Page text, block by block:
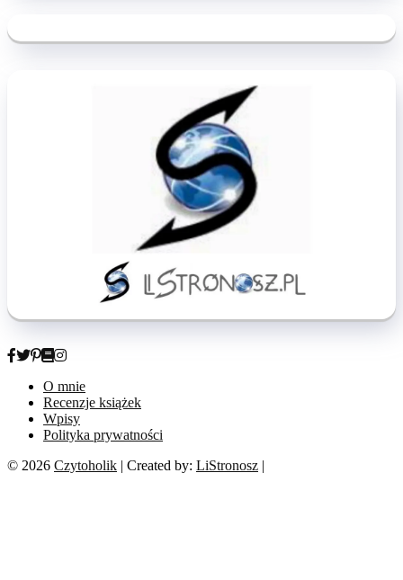
O mnie
Recenzje książek
Wpisy
Polityka prywatności
© 2026 Czytoholik | Created by: LiStronosz |